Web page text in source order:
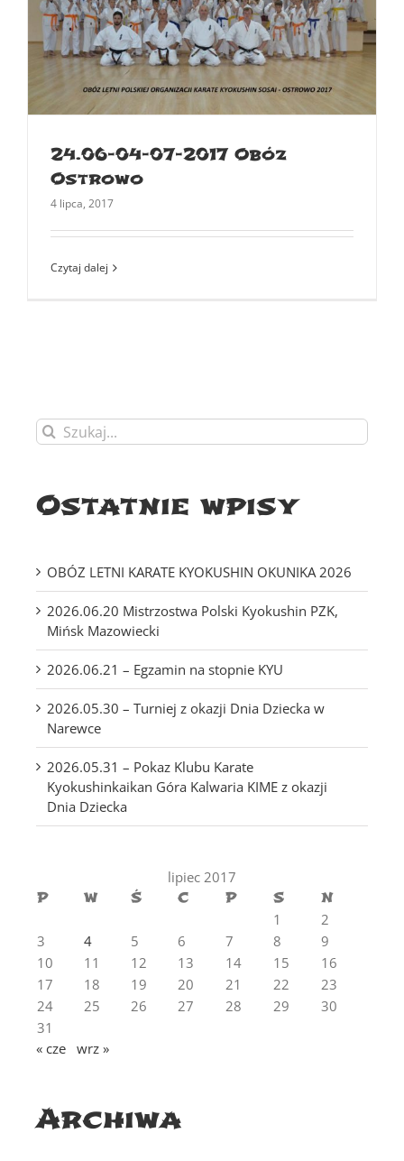
24.06-04-07-2017 Obóz
Ostrowo
4 lipca, 2017
Czytaj dalej
Szukaj
Ostatnie wpisy
OBÓZ LETNI KARATE KYOKUSHIN OKUNIKA 2026
2026.06.20 Mistrzostwa Polski Kyokushin PZK,
Mińsk Mazowiecki
2026.06.21 – Egzamin na stopnie KYU
2026.05.30 – Turniej z okazji Dnia Dziecka w
Narewce
2026.05.31 – Pokaz Klubu Karate
Kyokushinkaikan Góra Kalwaria KIME z okazji
Dnia Dziecka
lipiec 2017
P
W Ś C P S
N
1
2
3
4 5 6 7 8
9
10
11 12 13 14 15
16
17
18 19 20 21 22
23
24
25 26 27 28 29
30
31
« cze wrz »
Archiwa